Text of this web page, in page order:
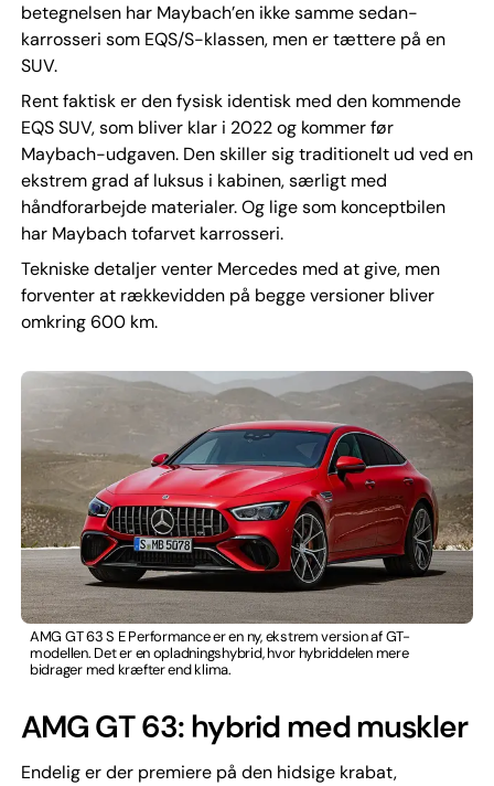
betegnelsen har Maybach’en ikke samme sedan-
karrosseri som EQS/S-klassen, men er tættere på en
SUV.
Rent faktisk er den fysisk identisk med den kommende
EQS SUV, som bliver klar i 2022 og kommer før
Maybach-udgaven. Den skiller sig traditionelt ud ved en
ekstrem grad af luksus i kabinen, særligt med
håndforarbejde materialer. Og lige som konceptbilen
har Maybach tofarvet karrosseri.
Tekniske detaljer venter Mercedes med at give, men
forventer at rækkevidden på begge versioner bliver
omkring 600 km.
AMG GT 63 S E Performance er en ny, ekstrem version af GT-
modellen. Det er en opladningshybrid, hvor hybriddelen mere
bidrager med kræfter end klima.
AMG GT 63: hybrid med muskler
Endelig er der premiere på den hidsige krabat,